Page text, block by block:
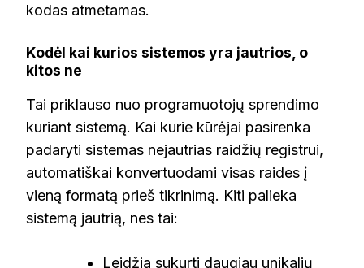
kodas atmetamas.
Kodėl kai kurios sistemos yra jautrios, o
kitos ne
Tai priklauso nuo programuotojų sprendimo
kuriant sistemą. Kai kurie kūrėjai pasirenka
padaryti sistemas nejautrias raidžių registrui,
automatiškai konvertuodami visas raides į
vieną formatą prieš tikrinimą. Kiti palieka
sistemą jautrią, nes tai:
Leidžia sukurti daugiau unikalių